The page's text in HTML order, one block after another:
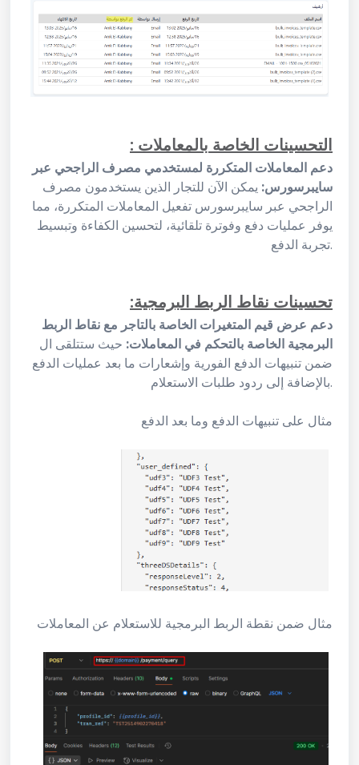
: التحسينات الخاصة بالمعاملات
دعم المعاملات المتكررة لمستخدمي مصرف الراجحي عبر
سايبرسورس: يمكن الآن للتجار الذين يستخدمون مصرف
الراجحي عبر سايبرسورس تفعيل المعاملات المتكررة، مما
يوفر عمليات دفع وفوترة تلقائية، لتحسين الكفاءة وتبسيط
تجربة الدفع.
:تحسينات نقاط الربط البرمجية
دعم عرض قيم المتغيرات الخاصة بالتاجر مع نقاط الربط
البرمجية الخاصة بالتحكم في المعاملات: حيث ستتلقى ال
ضمن تنبيهات الدفع الفورية وإشعارات ما بعد عمليات الدفع
بالإضافة إلى ردود طلبات الاستعلام.
مثال على تنبيهات الدفع وما بعد الدفع
مثال ضمن نقطة الربط البرمجية للاستعلام عن المعاملات